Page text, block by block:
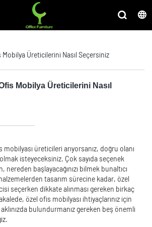
Üreticilerini Nasıl Seçersiniz
Mobilya Üreticilerini Nasıl
üreticileri arıyorsanız, doğru olanı
isteyeceksiniz. Çok sayıda seçenek
başlayacağınızı bilmek bunaltıcı
tasarım sürecine kadar, özel
seçerken dikkate alınması gereken birkaç
özel ofis mobilyası ihtiyaçlarınız için
bulundurmanız gereken beş önemli